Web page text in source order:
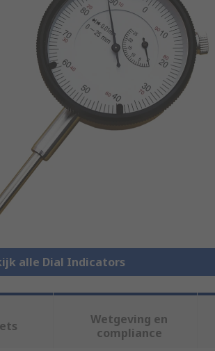
alle Dial Indicators
Wetgeving en
compliance